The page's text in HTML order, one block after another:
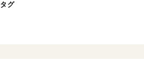
タグ